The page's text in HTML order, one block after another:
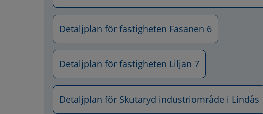
Detaljplan för fastigheten Fasanen 6
Detaljplan för fastigheten Liljan 7
Detaljplan för Skutaryd industriområde i Lindås